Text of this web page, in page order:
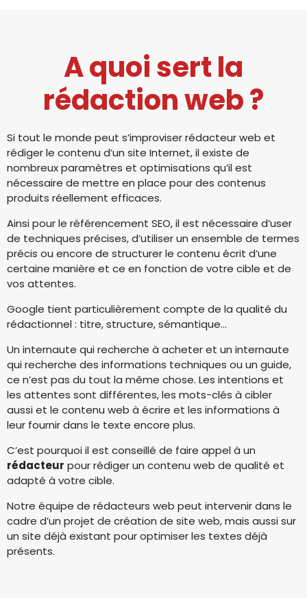
A quoi sert la
rédaction web ?
Si tout le monde peut s’improviser rédacteur web et
rédiger le contenu d’un site Internet, il existe de
nombreux paramètres et optimisations qu’il est
nécessaire de mettre en place pour des contenus
produits réellement efficaces.
Ainsi pour le référencement SEO, il est nécessaire d’user
de techniques précises, d’utiliser un ensemble de termes
précis ou encore de structurer le contenu écrit d’une
certaine manière et ce en fonction de votre cible et de
vos attentes.
Google tient particulièrement compte de la qualité du
rédactionnel : titre, structure, sémantique…
Un internaute qui recherche à acheter et un internaute
qui recherche des informations techniques ou un guide,
ce n’est pas du tout la même chose. Les intentions et
les attentes sont différentes, les mots-clés à cibler
aussi et le contenu web à écrire et les informations à
leur fournir dans le texte encore plus.
C’est pourquoi il est conseillé de faire appel à un
rédacteur pour rédiger un contenu web de qualité et
adapté à votre cible.
Notre équipe de rédacteurs web peut intervenir dans le
cadre d’un projet de création de site web, mais aussi sur
un site déjà existant pour optimiser les textes déjà
présents.